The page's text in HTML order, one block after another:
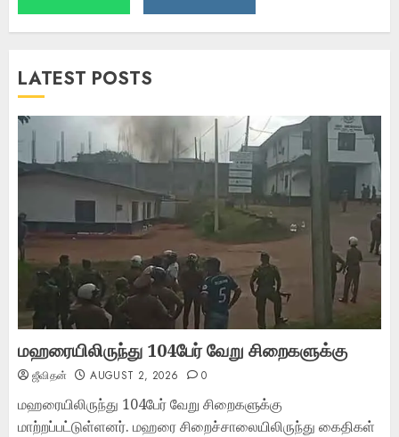
LATEST POSTS
மஹரையிலிருந்து 104பேர் வேறு சிறைகளுக்கு
ஜீவிதன் AUGUST 2, 2026 0
மஹரையிலிருந்து 104பேர் வேறு சிறைகளுக்கு
மாற்றப்பட்டுள்ளனர். மஹரை சிறைச்சாலையிலிருந்து கைதிகள்